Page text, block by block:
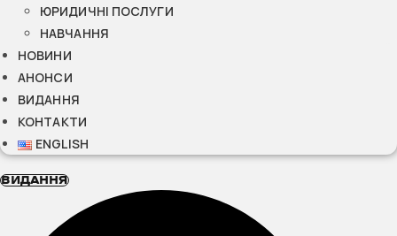
ЮРИДИЧНІ ПОСЛУГИ
НАВЧАННЯ
НОВИНИ
АНОНСИ
ВИДАННЯ
КОНТАКТИ
ENGLISH
ВИДАННЯ